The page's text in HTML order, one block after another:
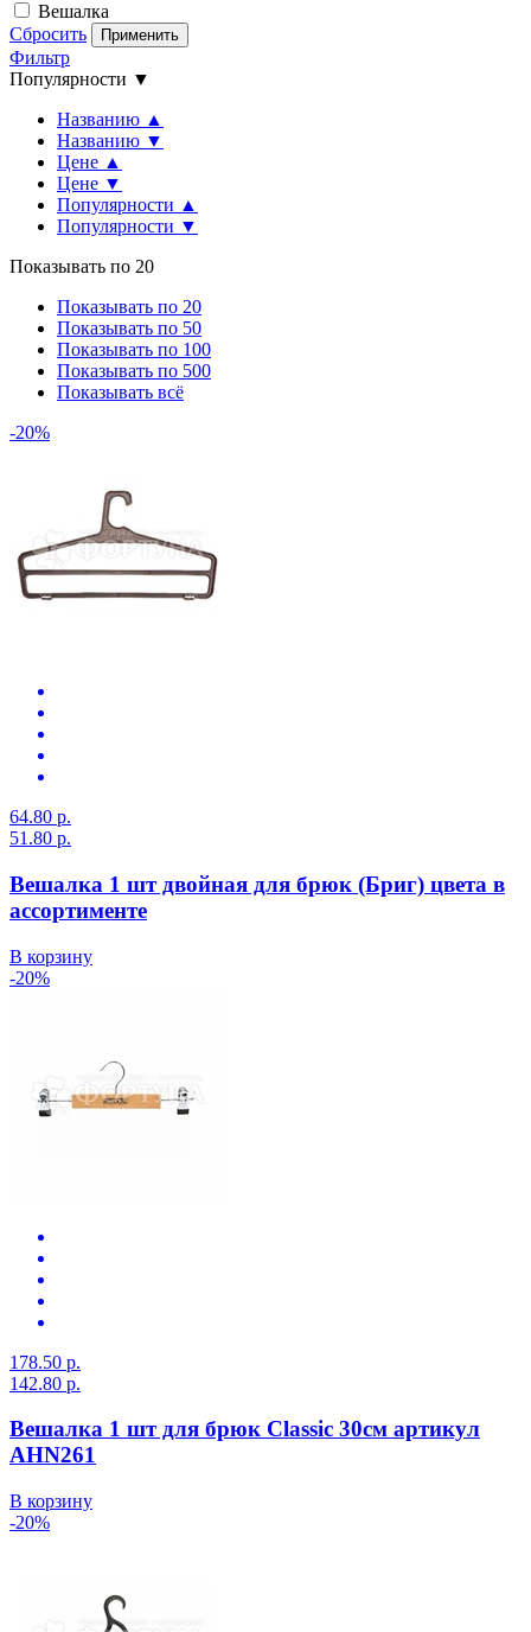
Вешалка
Сбросить
Применить
Фильтр
Популярности ▼
Названию ▲
Названию ▼
Цене ▲
Цене ▼
Популярности ▲
Популярности ▼
Показывать по 20
Показывать по 20
Показывать по 50
Показывать по 100
Показывать по 500
Показывать всё
-20%
64.80 р.
51.80 р.
Вешалка 1 шт двойная для брюк (Бриг) цвета в
ассортименте
В корзину
-20%
178.50 р.
142.80 р.
Вешалка 1 шт для брюк Classic 30см артикул
AHN261
В корзину
-20%